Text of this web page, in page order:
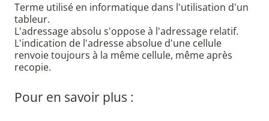
Terme utilisé en informatique dans l'utilisation d'un
tableur.
L'adressage absolu s'oppose à l'adressage relatif.
L'indication de l'adresse absolue d'une cellule
renvoie toujours à la même cellule, même après
recopie.
Pour en savoir plus :